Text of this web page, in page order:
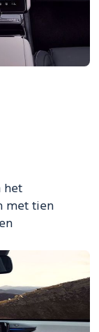
het
met tien